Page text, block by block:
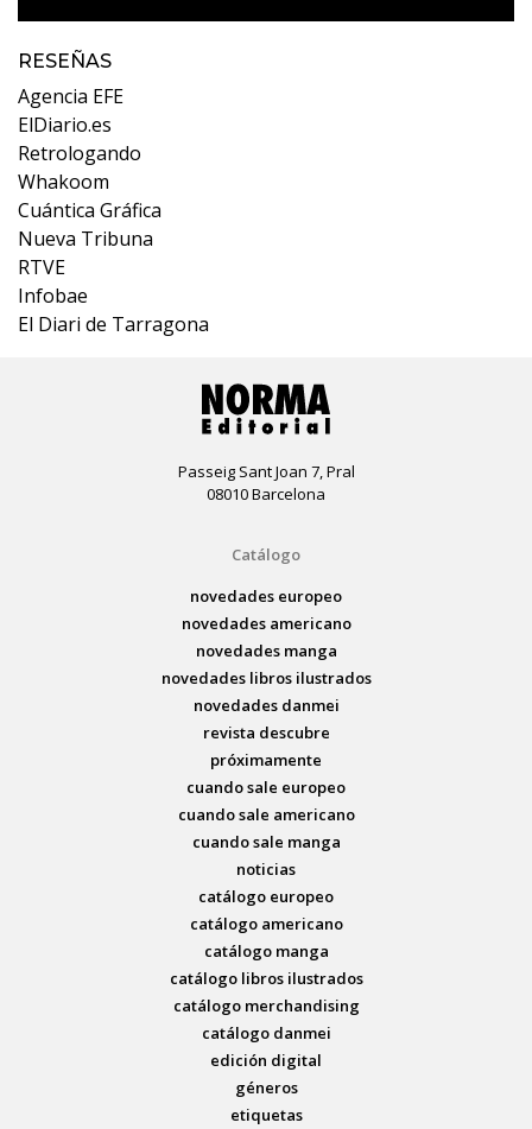
RESEÑAS
Agencia EFE
ElDiario.es
Retrologando
Whakoom
Cuántica Gráfica
Nueva Tribuna
RTVE
Infobae
El Diari de Tarragona
Passeig Sant Joan 7, Pral
08010 Barcelona
Catálogo
novedades europeo
novedades americano
novedades manga
novedades libros ilustrados
novedades danmei
revista descubre
próximamente
cuando sale europeo
cuando sale americano
cuando sale manga
noticias
catálogo europeo
catálogo americano
catálogo manga
catálogo libros ilustrados
catálogo merchandising
catálogo danmei
edición digital
géneros
etiquetas